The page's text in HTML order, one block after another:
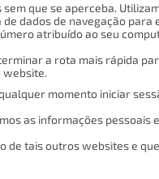
que se aperceba.
dados de navegação para
atribuído ao seu
a rota mais rápida
website.
momento iniciar
as informações pessoais
tais outros websites e